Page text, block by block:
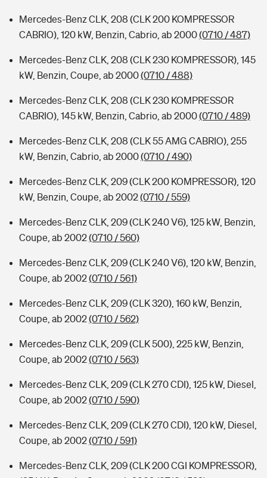
Mercedes-Benz CLK, 208 (CLK 200 KOMPRESSOR
CABRIO), 120 kW, Benzin, Cabrio, ab 2000(0710 / 487)
Mercedes-Benz CLK, 208 (CLK 230 KOMPRESSOR), 145
kW, Benzin, Coupe, ab 2000(0710 / 488)
Mercedes-Benz CLK, 208 (CLK 230 KOMPRESSOR
CABRIO), 145 kW, Benzin, Cabrio, ab 2000(0710 / 489)
Mercedes-Benz CLK, 208 (CLK 55 AMG CABRIO), 255
kW, Benzin, Cabrio, ab 2000(0710 / 490)
Mercedes-Benz CLK, 209 (CLK 200 KOMPRESSOR), 120
kW, Benzin, Coupe, ab 2002(0710 / 559)
Mercedes-Benz CLK, 209 (CLK 240 V6), 125 kW, Benzin,
Coupe, ab 2002(0710 / 560)
Mercedes-Benz CLK, 209 (CLK 240 V6), 120 kW, Benzin,
Coupe, ab 2002(0710 / 561)
Mercedes-Benz CLK, 209 (CLK 320), 160 kW, Benzin,
Coupe, ab 2002(0710 / 562)
Mercedes-Benz CLK, 209 (CLK 500), 225 kW, Benzin,
Coupe, ab 2002(0710 / 563)
Mercedes-Benz CLK, 209 (CLK 270 CDI), 125 kW, Diesel,
Coupe, ab 2002(0710 / 590)
Mercedes-Benz CLK, 209 (CLK 270 CDI), 120 kW, Diesel,
Coupe, ab 2002(0710 / 591)
Mercedes-Benz CLK, 209 (CLK 200 CGI KOMPRESSOR),